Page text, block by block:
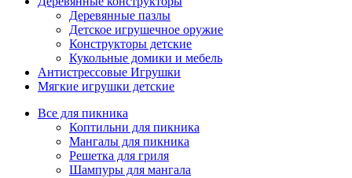
Деревянные пазлы
Детское игрушечное оружие
Конструкторы детские
Кукольные домики и мебель
Антистрессовые Игрушки
Мягкие игрушки детские
Все для пикника
Коптильни для пикника
Мангалы для пикника
Решетка для гриля
Шампуры для мангала